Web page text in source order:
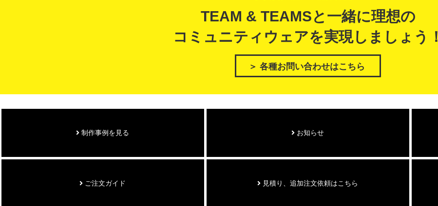
TEAM & TEAMSと一緒に理想の
コミュニティウェアを実現しましょう！
＞ 各種お問い合わせはこちら
制作事例を見る お知らせ
ご注文ガイド 見積り、追加注文依頼はこちら